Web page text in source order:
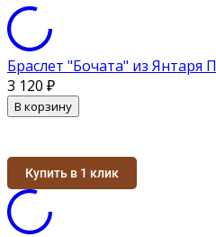
Браслет "Бочата" из Янтаря П
3 120 ₽
В корзину
Купить в 1 клик